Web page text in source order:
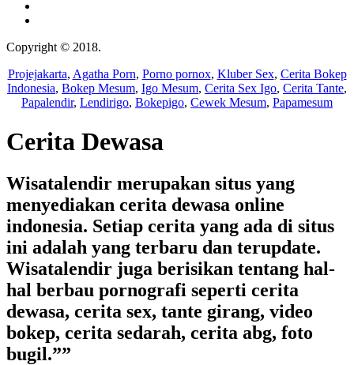
Copyright © 2018.
Projejakarta, Agatha Porn, Porno pornox, Kluber Sex, Cerita Bokep
Indonesia, Bokep Mesum, Igo Mesum, Cerita Sex Igo, Cerita Tante,
Papalendir, Lendirigo, Bokepigo, Cewek Mesum, Papamesum
Cerita Dewasa
Wisatalendir merupakan situs yang
menyediakan cerita dewasa online
indonesia. Setiap cerita yang ada di situs
ini adalah yang terbaru dan terupdate.
Wisatalendir juga berisikan tentang hal-
hal berbau pornografi seperti cerita
dewasa, cerita sex, tante girang, video
bokep, cerita sedarah, cerita abg, foto
bugil.””